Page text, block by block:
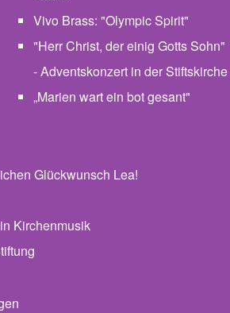
Vivo Brass: "Olympic Spirit"
"Herr Christ, der einig Gotts Sohn"
- Adventskonzert in der Stiftskirche
„Marien wart ein bot gesant"
von Orgel
Glückwunsch Lea!
Kirchenmusik
von Termine